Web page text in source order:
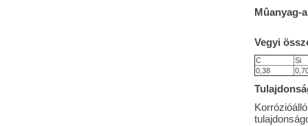
Mûanyag-
Vegyi
C
Si
0,38